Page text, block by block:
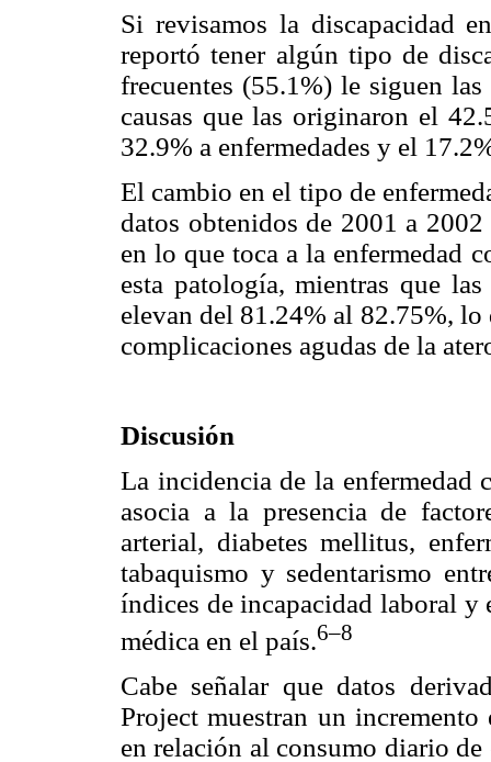
Si revisamos la discapacidad
reportó tener algún tipo de
frecuentes (55.1%) le siguen
causas que las originaron el
32.9% a enfermedades y el
El cambio en el tipo de
datos obtenidos de 2001 a
en lo que toca a la enfermedad
esta patología, mientras que
elevan del 81.24% al 82.75%,
complicaciones agudas de la
Discusión
La incidencia de la enfermedad
asocia a la presencia de
arterial, diabetes mellitus,
tabaquismo y sedentarismo
índices de incapacidad laboral y
médica en el país.6–8
Cabe señalar que datos
Project muestran un
en relación al consumo diario